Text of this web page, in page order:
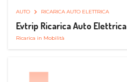
AUTO RICARICA AUTO ELETTRICA
Evtrip Ricarica Auto Elettrica
Ricarica in Mobilità